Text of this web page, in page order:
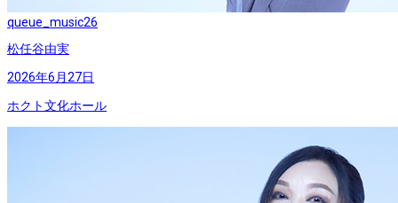
queue_music26
松任谷由実
2026年6月27日
ホクト文化ホール